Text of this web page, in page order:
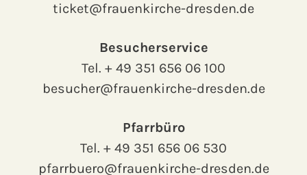
ticket@frauenkirche-dresden.de
Besucherservice
Tel. + 49 351 656 06 100
besucher@frauenkirche-dresden.de
Pfarrbüro
Tel. + 49 351 656 06 530
pfarrbuero@frauenkirche-dresden.de